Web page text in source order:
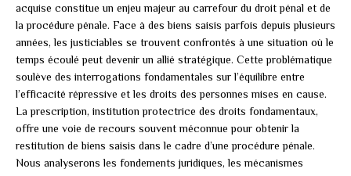
acquise constitue un enjeu majeur au carrefour du droit pénal et de
la procédure pénale. Face à des biens saisis parfois depuis plusieurs
années, les justiciables se trouvent confrontés à une situation où le
temps écoulé peut devenir un allié stratégique. Cette problématique
soulève des interrogations fondamentales sur l’équilibre entre
l’efficacité répressive et les droits des personnes mises en cause.
La prescription, institution protectrice des droits fondamentaux,
offre une voie de recours souvent méconnue pour obtenir la
restitution de biens saisis dans le cadre d’une procédure pénale.
Nous analyserons les fondements juridiques, les mécanismes